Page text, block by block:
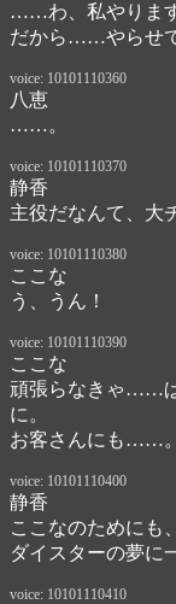
……わ、私やりま
だから……やらせ
voice: 10101110360
八恵
……。
voice: 10101110370
静香
主役だなんて、大
voice: 10101110380
ここな
う、うん！
voice: 10101110390
ここな
頑張らなきゃ……
に。
お客さんにも……。
voice: 10101110400
静香
ここなのためにも
ダイスターの夢に
voice: 10101110410